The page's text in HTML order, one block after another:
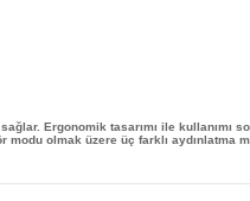
Ergonomik tasarımı ile kullanımı
olmak üzere üç farklı